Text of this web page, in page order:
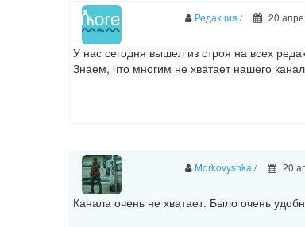
Редакция / 20
У нас сегодня вышел из строя на всех
Знаем, что многим не хватает нашего
Morkovyshka / 20
Канала очень не хватает. Было очень